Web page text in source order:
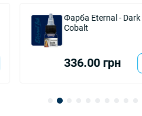
Фарба Eternal - Dark
Cobalt
336.00 грн